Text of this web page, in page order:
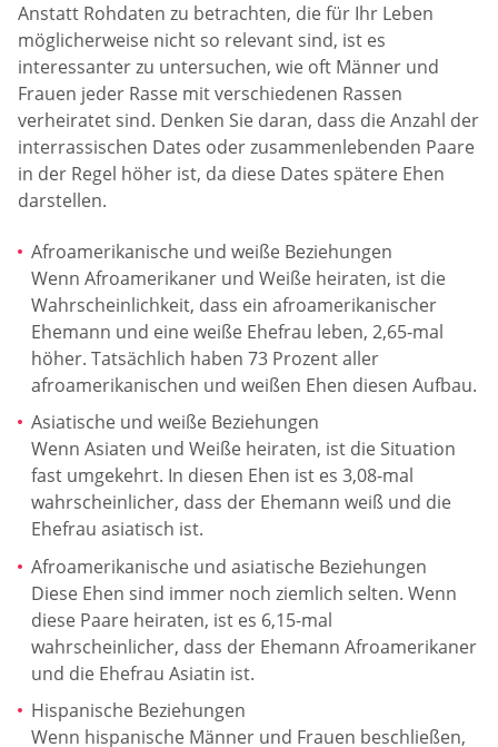
Anstatt Rohdaten zu betrachten, die für Ihr Leben
möglicherweise nicht so relevant sind, ist es
interessanter zu untersuchen, wie oft Männer und
Frauen jeder Rasse mit verschiedenen Rassen
verheiratet sind. Denken Sie daran, dass die Anzahl der
interrassischen Dates oder zusammenlebenden Paare
in der Regel höher ist, da diese Dates spätere Ehen
darstellen.
Afroamerikanische und weiße Beziehungen
Wenn Afroamerikaner und Weiße heiraten, ist die
Wahrscheinlichkeit, dass ein afroamerikanischer
Ehemann und eine weiße Ehefrau leben, 2,65-mal
höher. Tatsächlich haben 73 Prozent aller
afroamerikanischen und weißen Ehen diesen Aufbau.
Asiatische und weiße Beziehungen
Wenn Asiaten und Weiße heiraten, ist die Situation
fast umgekehrt. In diesen Ehen ist es 3,08-mal
wahrscheinlicher, dass der Ehemann weiß und die
Ehefrau asiatisch ist.
Afroamerikanische und asiatische Beziehungen
Diese Ehen sind immer noch ziemlich selten. Wenn
diese Paare heiraten, ist es 6,15-mal
wahrscheinlicher, dass der Ehemann Afroamerikaner
und die Ehefrau Asiatin ist.
Hispanische Beziehungen
Wenn hispanische Männer und Frauen beschließen,